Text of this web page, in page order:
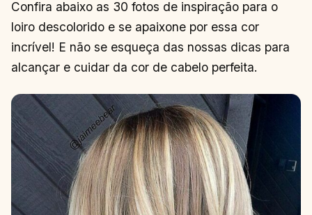
Confira abaixo as 30 fotos de inspiração para o
loiro descolorido e se apaixone por essa cor
incrível! E não se esqueça das nossas dicas para
alcançar e cuidar da cor de cabelo perfeita.